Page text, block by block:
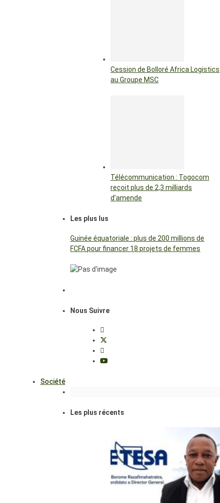
Cession de Bolloré Africa Logistics
au Groupe MSC
Télécommunication : Togocom
reçoit plus de 2,3 milliards
d’amende
Les plus lus
Guinée équatoriale : plus de 200 millions de
FCFA pour financer 18 projets de femmes
Nous Suivre
Société
Les plus récents